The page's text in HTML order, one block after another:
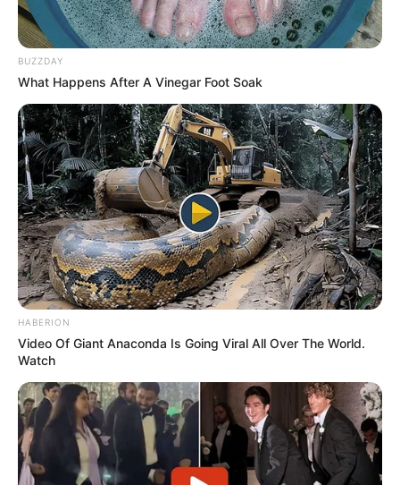
BUZZDAY
What Happens After A Vinegar Foot Soak
HABERION
Video Of Giant Anaconda Is Going Viral All Over The World.
Watch